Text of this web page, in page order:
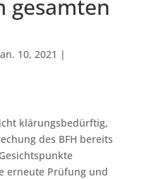
gesamten
10, 2021 |
klärungsbedürftig,
des BFH bereits
erneute Prüfung und